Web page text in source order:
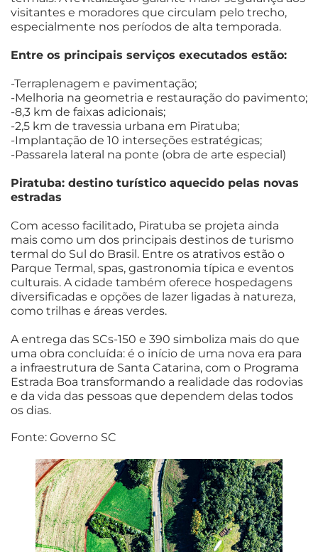
visitantes e moradores que circulam pelo trecho,
especialmente nos períodos de alta temporada.
Entre os principais serviços executados estão:
-Terraplenagem e pavimentação;
-Melhoria na geometria e restauração do pavimento;
-8,3 km de faixas adicionais;
-2,5 km de travessia urbana em Piratuba;
-Implantação de 10 interseções estratégicas;
-Passarela lateral na ponte (obra de arte especial)
Piratuba: destino turístico aquecido pelas novas
estradas
Com acesso facilitado, Piratuba se projeta ainda
mais como um dos principais destinos de turismo
termal do Sul do Brasil. Entre os atrativos estão o
Parque Termal, spas, gastronomia típica e eventos
culturais. A cidade também oferece hospedagens
diversificadas e opções de lazer ligadas à natureza,
como trilhas e áreas verdes.
A entrega das SCs-150 e 390 simboliza mais do que
uma obra concluída: é o início de uma nova era para
a infraestrutura de Santa Catarina, com o Programa
Estrada Boa transformando a realidade das rodovias
e da vida das pessoas que dependem delas todos
os dias.
Fonte: Governo SC